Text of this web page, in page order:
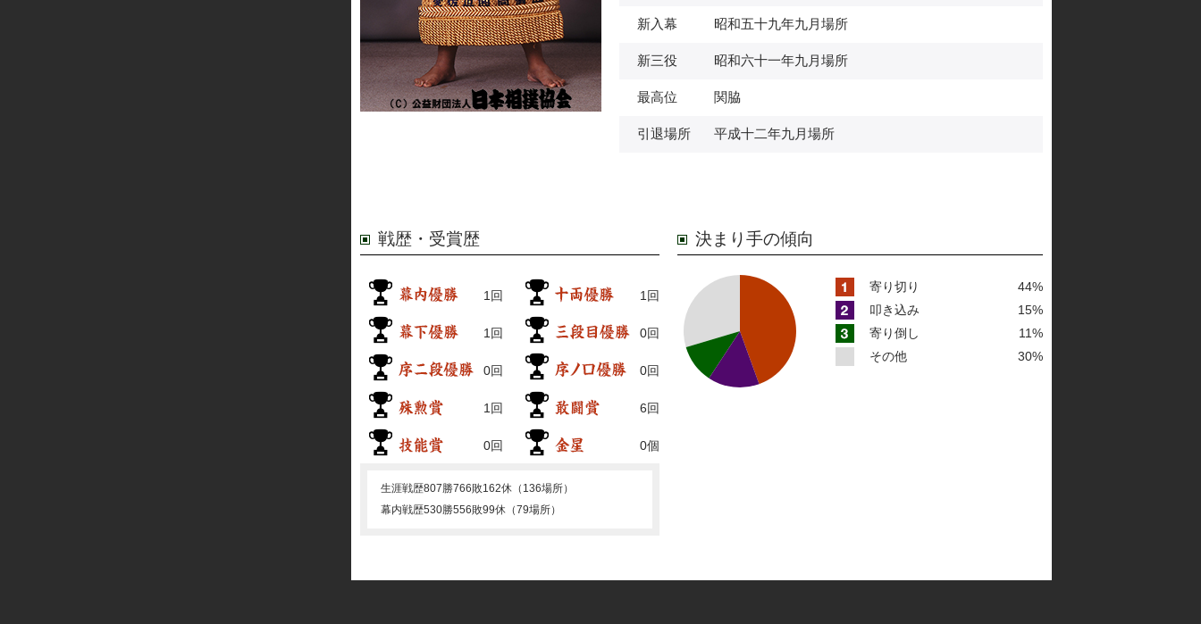
新入幕 昭和五十九年九月場所
新三役 昭和六十一年九月場所
最高位 関脇
引退場所 平成十二年九月場所
戦歴・受賞歴
1回 1回
1回 0回
0回 0回
1回 6回
0回 0個
生涯戦歴807勝766敗162休（136場所）
幕内戦歴530勝556敗99休（79場所）
決まり手の傾向
寄り切り
44%
叩き込み
15%
寄り倒し
11%
その他
30%